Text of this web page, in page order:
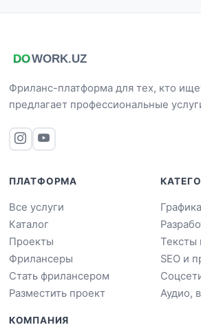
Фриланс-платформа для тех, кто
предлагает профессиональные
ПЛАТФОРМА
Все услуги
Каталог
Проекты
Фрилансеры
Стать фрилансером
Разместить проект
Тексты
SEO и
Аудио,
КОМПАНИЯ